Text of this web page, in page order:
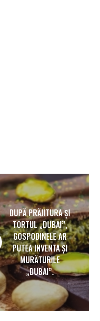
DUPĂ PRĂJITURA ȘI
TORTUL „DUBAI”,
GOSPODINELE AR
PUTEA INVENTA ȘI
MURĂTURILE
„DUBAI”.